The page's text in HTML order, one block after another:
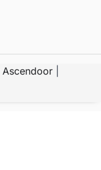
Ascendoor